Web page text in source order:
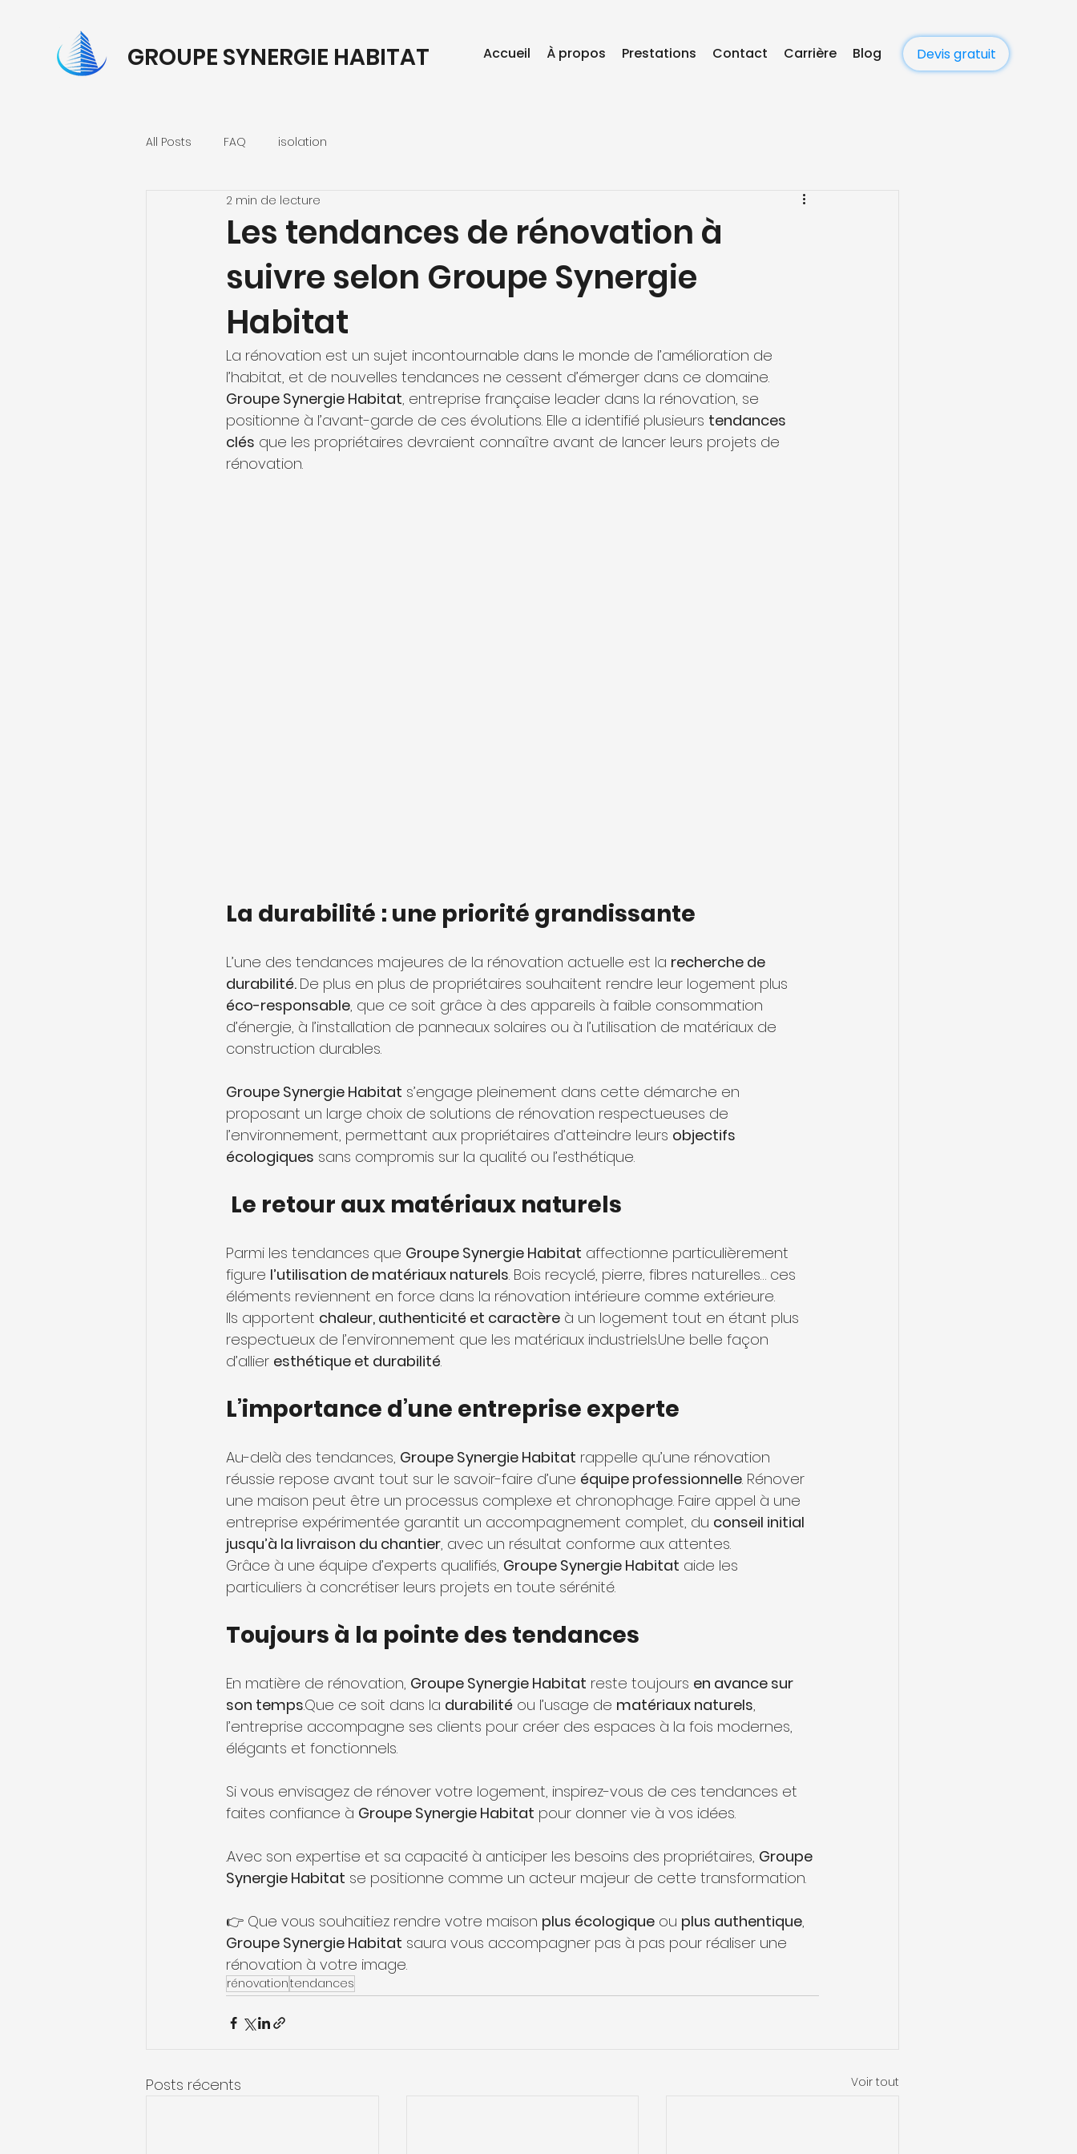
GROUPE SYNERGIE HABITAT Accueil À propos Prestations Contact Carrière Blog Devis gratuit
All Posts FAQ isolation
Les tendances de rénovation à
suivre selon Groupe Synergie
Habitat
2 min de lecture
La rénovation est un sujet incontournable dans le monde de l’amélioration de
l’habitat, et de nouvelles tendances ne cessent d’émerger dans ce domaine.
Groupe Synergie Habitat, entreprise française leader dans la rénovation, se
positionne à l’avant-garde de ces évolutions. Elle a identifié plusieurs tendances
clés que les propriétaires devraient connaître avant de lancer leurs projets de
rénovation.
La durabilité : une priorité grandissante
L’une des tendances majeures de la rénovation actuelle est la recherche de
durabilité. De plus en plus de propriétaires souhaitent rendre leur logement plus
éco-responsable, que ce soit grâce à des appareils à faible consommation
d’énergie, à l’installation de panneaux solaires ou à l’utilisation de matériaux de
construction durables.
Groupe Synergie Habitat s’engage pleinement dans cette démarche en
proposant un large choix de solutions de rénovation respectueuses de
l’environnement, permettant aux propriétaires d’atteindre leurs objectifs
écologiques sans compromis sur la qualité ou l’esthétique.
Le retour aux matériaux naturels
Parmi les tendances que Groupe Synergie Habitat affectionne particulièrement
figure l’utilisation de matériaux naturels. Bois recyclé, pierre, fibres naturelles… ces
éléments reviennent en force dans la rénovation intérieure comme extérieure.
Ils apportent chaleur, authenticité et caractère à un logement tout en étant plus
respectueux de l’environnement que les matériaux industriels.Une belle façon
d’allier esthétique et durabilité.
L’importance d’une entreprise experte
Au-delà des tendances, Groupe Synergie Habitat rappelle qu’une rénovation
réussie repose avant tout sur le savoir-faire d’une équipe professionnelle. Rénover
une maison peut être un processus complexe et chronophage. Faire appel à une
entreprise expérimentée garantit un accompagnement complet, du conseil initial
jusqu’à la livraison du chantier, avec un résultat conforme aux attentes.
Grâce à une équipe d’experts qualifiés, Groupe Synergie Habitat aide les
particuliers à concrétiser leurs projets en toute sérénité.
Toujours à la pointe des tendances
En matière de rénovation, Groupe Synergie Habitat reste toujours en avance sur
son temps.Que ce soit dans la durabilité ou l’usage de matériaux naturels,
l’entreprise accompagne ses clients pour créer des espaces à la fois modernes,
élégants et fonctionnels.
Si vous envisagez de rénover votre logement, inspirez-vous de ces tendances et
faites confiance à Groupe Synergie Habitat pour donner vie à vos idées.
.Avec son expertise et sa capacité à anticiper les besoins des propriétaires, Groupe
Synergie Habitat se positionne comme un acteur majeur de cette transformation.
👉 Que vous souhaitiez rendre votre maison plus écologique ou plus authentique,
Groupe Synergie Habitat saura vous accompagner pas à pas pour réaliser une
rénovation à votre image.
rénovationtendances
Posts récents Voir tout